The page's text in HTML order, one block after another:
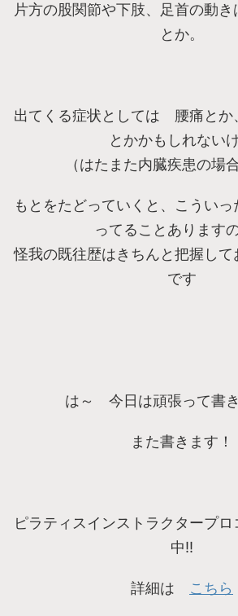
片方の股関節や下肢、足首の動き
とか。
出てくる症状としては 腰痛とか
とかかもしれない
（はたまた内臓疾患の場
もとをたどっていくと、こうい
ってることありますの
怪我の既往歴はきちんと把握し
です
は～ 今日は頑張って書き
また書きます！
ピラティスインストラクタープ
中!!
詳細は こちら